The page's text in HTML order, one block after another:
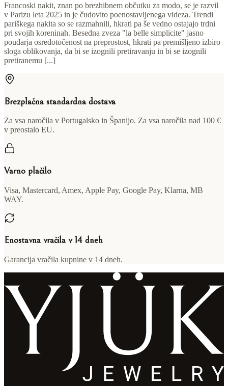
Francoski nakit, znan po brezhibnem občutku za modo, se je razvil
v Parizu leta 2025 in je čudovito poenostavljenega videza. Trendi
pariškega nakita so se razmahnili, hkrati pa še vedno ostajajo trdni
pri svojih koreninah. Besedna zveza "la belle simplicite" jasno
poudarja osredotočenost na preprostost, hkrati pa premišljeno izbiro
sloga oblikovanja, da bi se izognili pretiravanju in bi se izognili
pretiranemu [...]
Brezplačna standardna dostava
Za vsa naročila v Portugalsko in Španijo. Za vsa naročila nad 100 €
v preostalo EU.
Varno plačilo
Visa, Mastercard, Amex, Apple Pay, Google Pay, Klarna, MB
WAY.
Enostavna vračila v 14 dneh
Garancija vračila kupnine v 14 dneh.